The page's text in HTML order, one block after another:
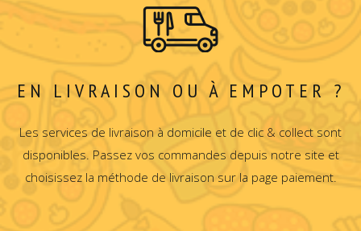
EN LIVRAISON OU À EMPOTER ?
Les services de livraison à domicile et de clic & collect sont
disponibles. Passez vos commandes depuis notre site et
choisissez la méthode de livraison sur la page paiement.